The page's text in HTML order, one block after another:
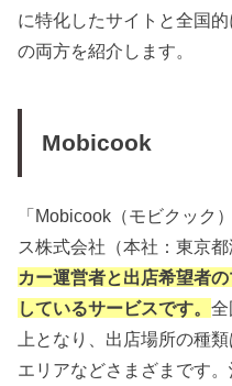
に特化したサイトと全国
の両方を紹介します。
Mobicook
「Mobicook（モビクック
ス株式会社（本社：東京都
カー運営者と出店希望者
しているサービスです。
上となり、出店場所の種
エリアなどさまざまです